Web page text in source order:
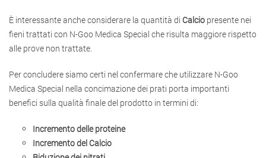
È interessante anche considerare la quantità di Calcio presente nei
fieni trattati con N-Goo Medica Special che risulta maggiore rispetto
alle prove non trattate.
Per concludere siamo certi nel confermare che utilizzare N-Goo
Medica Special nella concimazione dei prati porta importanti
benefici sulla qualità finale del prodotto in termini di:
Incremento delle proteine
Incremento del Calcio